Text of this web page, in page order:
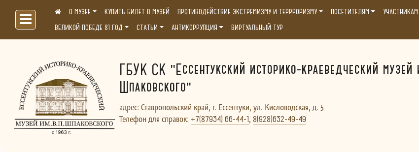
Больше, чем музей...О МУЗЕЕ КУПИТЬ БИЛЕТ В МУЗЕЙ ПРОТИВОДЕЙСТВИЕ ЭКСТРЕМИЗМУ И ТЕРРРОРИЗМУ ПОСЕТИТЕЛЯМ
ВЕЛИКОЙ ПОБЕДЕ 81 ГОД
СТАТЬИ АНТИКОРРУПЦИЯ ВИРТУАЛЬНЫЙ ТУР
ГБУК СК "Ессентукский историко-краеведческий
Шпаковского"
адрес: Ставропольский край, г. Ессентуки, ул. Кисловодская, д. 5
Телефон для справок: +7(87934) 66-44-1, 8(928)632-49-49